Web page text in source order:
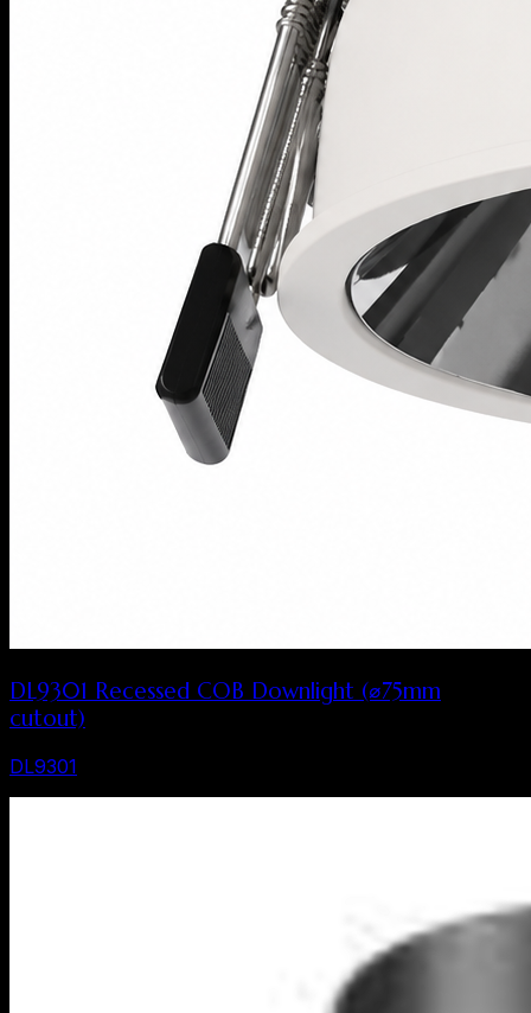
DL9301 Recessed COB Downlight (⌀75mm
cutout)
DL9301